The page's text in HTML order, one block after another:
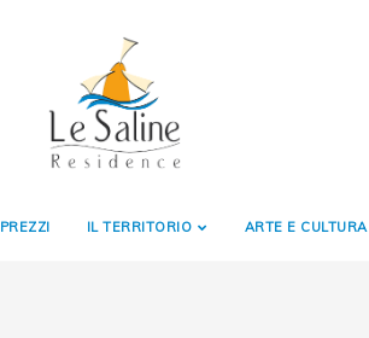
PREZZI IL TERRITORIO ARTE E CULTURA